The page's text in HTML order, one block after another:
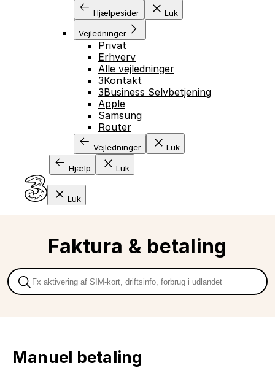
Hjælpesider Luk
Vejledninger
Privat
Erhverv
Alle vejledninger
3Kontakt
3Business Selvbetjening
Apple
Samsung
Router
Vejledninger Luk
Hjælp Luk
Luk
Faktura & betaling
Manuel betaling